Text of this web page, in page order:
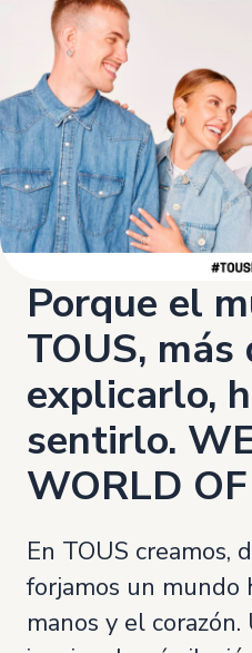
Porque el
TOUS, más
explicarlo,
sentirlo.
WORLD OF
En TOUS creamos,
forjamos un mundo
manos y el